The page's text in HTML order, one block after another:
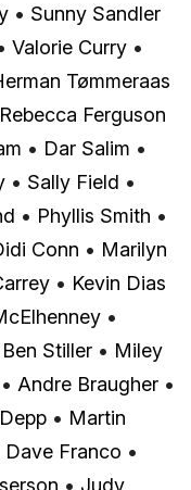
• Sunny Sandler
Valorie Curry •
Tømmeraas
Rebecca Ferguson
• Dar Salim •
• Sally Field •
• Phyllis Smith •
Conn • Marilyn
• Kevin Dias
•
Ben Stiller • Miley
• Andre Braugher •
• Martin
Dave Franco •
• Judy